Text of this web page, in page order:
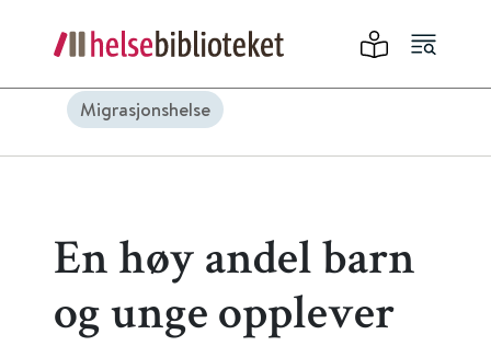
Migrasjonshelse
En høy andel barn
og unge opplever